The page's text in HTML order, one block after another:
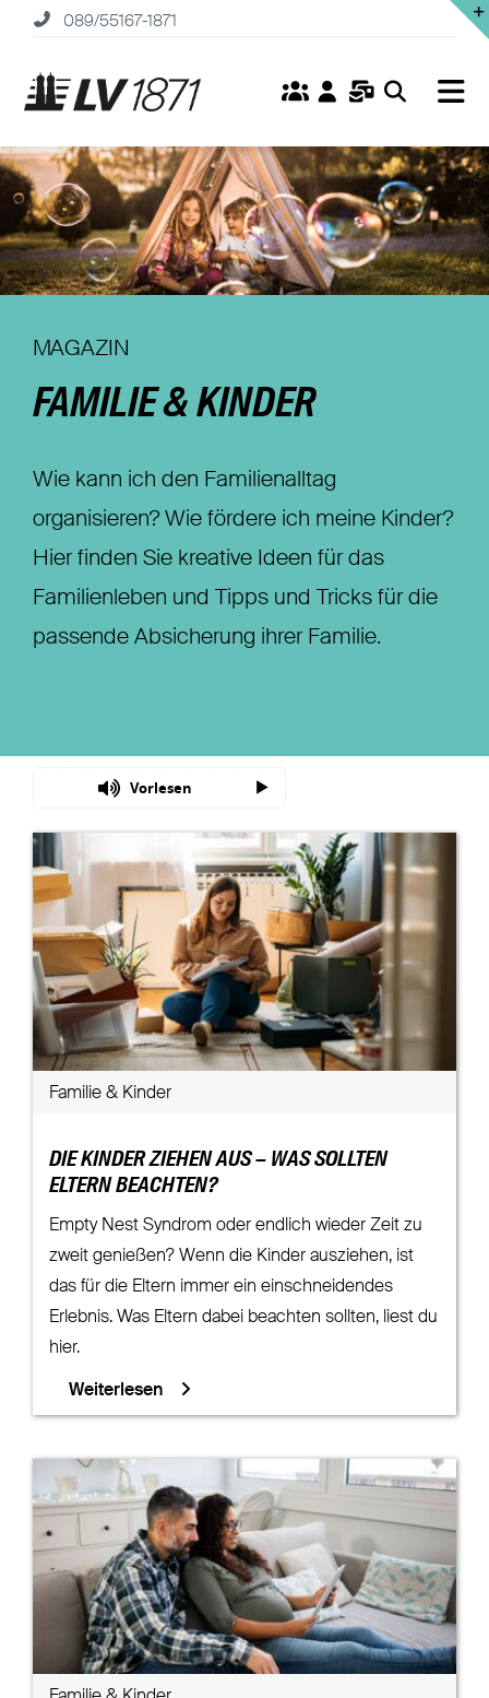
springen
089/55167-1871
Home
Versicherungen
Fonds
Service
Unternehmen
Nachhaltigkeit
Magazin
MAGAZIN
FAMILIE & KINDER
Wie kann ich den Familienalltag
organisieren? Wie fördere ich meine Kinder?
Hier finden Sie kreative Ideen für das
Familienleben und Tipps und Tricks für die
passende Absicherung ihrer Familie.
Vorlesen
Familie & Kinder
DIE KINDER ZIEHEN AUS – WAS SOLLTEN
ELTERN BEACHTEN?
Empty Nest Syndrom oder endlich wieder Zeit zu
zweit genießen? Wenn die Kinder ausziehen, ist
das für die Eltern immer ein einschneidendes
Erlebnis. Was Eltern dabei beachten sollten, liest du
hier.
Weiterlesen